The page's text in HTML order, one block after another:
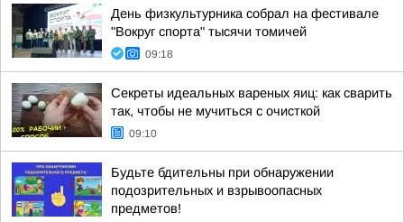
День физкультурника собрал на фестивале
"Вокруг спорта" тысячи томичей
09:18
Секреты идеальных вареных яиц: как сварить
так, чтобы не мучиться с очисткой
09:10
Будьте бдительны при обнаружении
подозрительных и взрывоопасных
предметов!